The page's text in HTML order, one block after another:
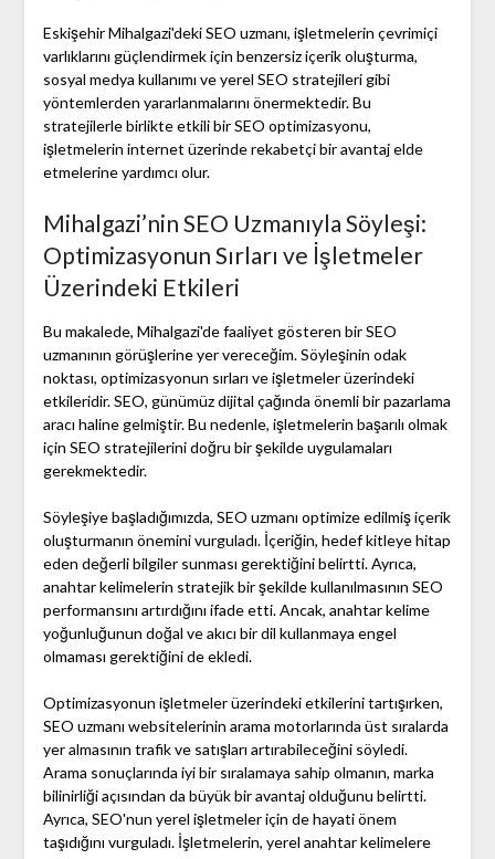
Eskişehir Mihalgazi'deki SEO uzmanı, işletmelerin çevrimiçi
varlıklarını güçlendirmek için benzersiz içerik oluşturma,
sosyal medya kullanımı ve yerel SEO stratejileri gibi
yöntemlerden yararlanmalarını önermektedir. Bu
stratejilerle birlikte etkili bir SEO optimizasyonu,
işletmelerin internet üzerinde rekabetçi bir avantaj elde
etmelerine yardımcı olur.
Mihalgazi’nin SEO Uzmanıyla Söyleşi:
Optimizasyonun Sırları ve İşletmeler
Üzerindeki Etkileri
Bu makalede, Mihalgazi'de faaliyet gösteren bir SEO
uzmanının görüşlerine yer vereceğim. Söyleşinin odak
noktası, optimizasyonun sırları ve işletmeler üzerindeki
etkileridir. SEO, günümüz dijital çağında önemli bir pazarlama
aracı haline gelmiştir. Bu nedenle, işletmelerin başarılı olmak
için SEO stratejilerini doğru bir şekilde uygulamaları
gerekmektedir.
Söyleşiye başladığımızda, SEO uzmanı optimize edilmiş içerik
oluşturmanın önemini vurguladı. İçeriğin, hedef kitleye hitap
eden değerli bilgiler sunması gerektiğini belirtti. Ayrıca,
anahtar kelimelerin stratejik bir şekilde kullanılmasının SEO
performansını artırdığını ifade etti. Ancak, anahtar kelime
yoğunluğunun doğal ve akıcı bir dil kullanmaya engel
olmaması gerektiğini de ekledi.
Optimizasyonun işletmeler üzerindeki etkilerini tartışırken,
SEO uzmanı websitelerinin arama motorlarında üst sıralarda
yer almasının trafik ve satışları artırabileceğini söyledi.
Arama sonuçlarında iyi bir sıralamaya sahip olmanın, marka
bilinirliği açısından da büyük bir avantaj olduğunu belirtti.
Ayrıca, SEO'nun yerel işletmeler için de hayati önem
taşıdığını vurguladı. İşletmelerin, yerel anahtar kelimelere